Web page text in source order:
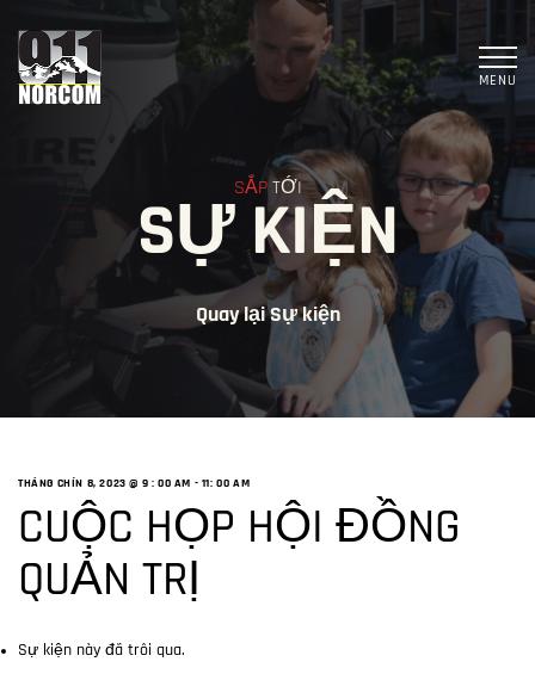
MENU
SẮPTỚI
SỰ KIỆN
Quay lại Sự kiện
THÁNG CHÍN 8, 2023 @ 9 : 00 AM - 11: 00 AM
CUỘC HỌP HỘI ĐỒNG
QUẢN TRỊ
Sự kiện này đã trôi qua.